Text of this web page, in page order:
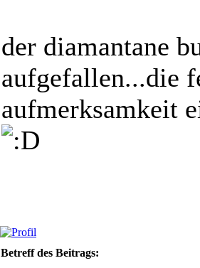
der diamantane
aufgefallen...die
aufmerksamkeit
Betreff des Beitrags: